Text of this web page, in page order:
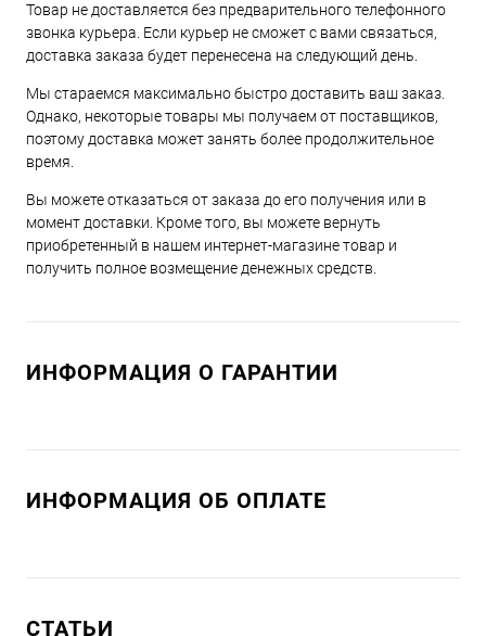
Товар не доставляется без предварительного телефонного
звонка курьера. Если курьер не сможет с вами связаться,
доставка заказа будет перенесена на следующий день.
Мы стараемся максимально быстро доставить ваш заказ.
Однако, некоторые товары мы получаем от поставщиков,
поэтому доставка может занять более продолжительное
время.
Вы можете отказаться от заказа до его получения или в
момент доставки. Кроме того, вы можете вернуть
приобретенный в нашем интернет-магазине товар и
получить полное возмещение денежных средств.
ИНФОРМАЦИЯ О ГАРАНТИИ
ИНФОРМАЦИЯ ОБ ОПЛАТЕ
СТАТЬИ